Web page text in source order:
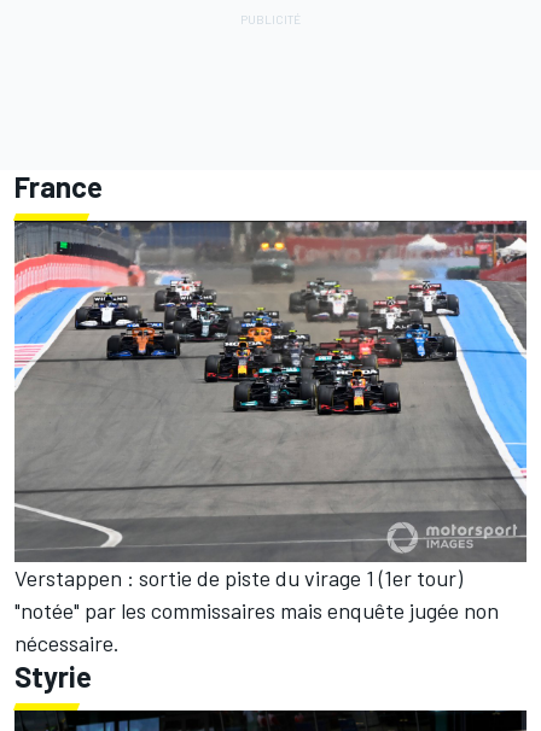
France
Verstappen : sortie de piste du virage 1 (1er tour)
"notée" par les commissaires mais enquête jugée non
nécessaire.
Styrie